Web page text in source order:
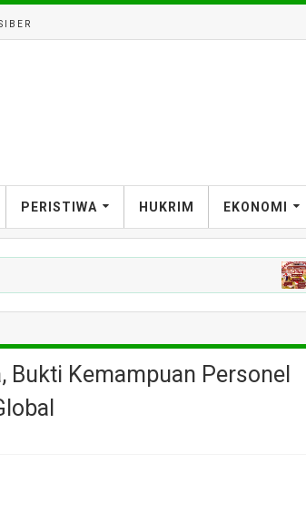
PERISTIWA HUKRIM EKONOMI
NEWS
Bukti Kemampuan Personel